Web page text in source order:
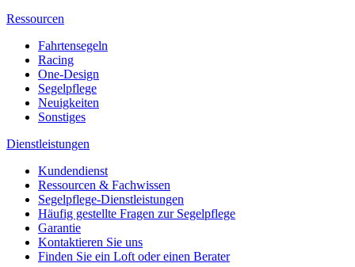
Ressourcen
Fahrtensegeln
Racing
One-Design
Segelpflege
Neuigkeiten
Sonstiges
Dienstleistungen
Kundendienst
Ressourcen & Fachwissen
Segelpflege-Dienstleistungen
Häufig gestellte Fragen zur Segelpflege
Garantie
Kontaktieren Sie uns
Finden Sie ein Loft oder einen Berater